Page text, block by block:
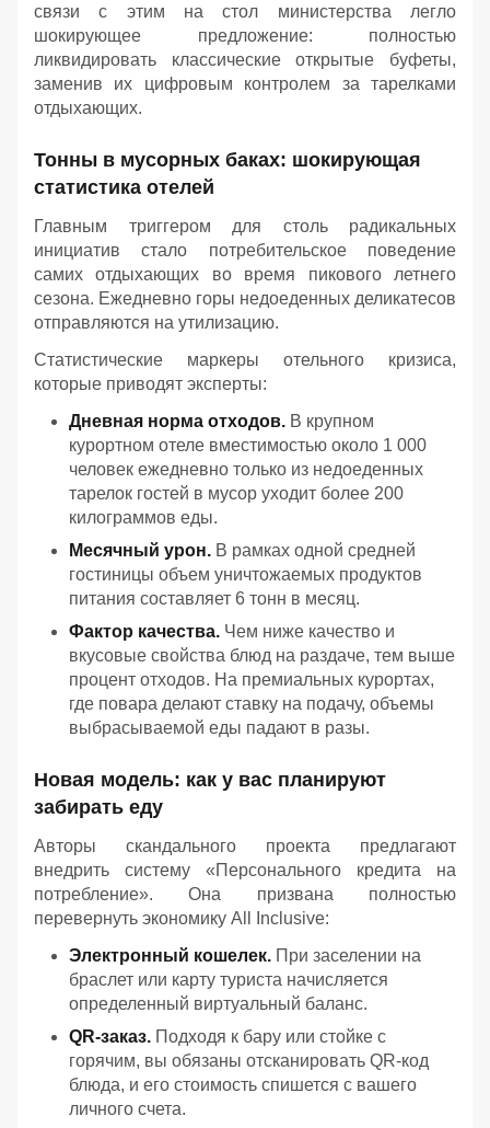
связи с этим на стол министерства легло
шокирующее предложение: полностью
ликвидировать классические открытые буфеты,
заменив их цифровым контролем за тарелками
отдыхающих.
Тонны в мусорных баках: шокирующая
статистика отелей
Главным триггером для столь радикальных
инициатив стало потребительское поведение
самих отдыхающих во время пикового летнего
сезона. Ежедневно горы недоеденных деликатесов
отправляются на утилизацию.
Статистические маркеры отельного кризиса,
которые приводят эксперты:
Дневная норма отходов. В крупном
курортном отеле вместимостью около 1 000
человек ежедневно только из недоеденных
тарелок гостей в мусор уходит более 200
килограммов еды.
Месячный урон. В рамках одной средней
гостиницы объем уничтожаемых продуктов
питания составляет 6 тонн в месяц.
Фактор качества. Чем ниже качество и
вкусовые свойства блюд на раздаче, тем выше
процент отходов. На премиальных курортах,
где повара делают ставку на подачу, объемы
выбрасываемой еды падают в разы.
Новая модель: как у вас планируют
забирать еду
Авторы скандального проекта предлагают
внедрить систему «Персонального кредита на
потребление». Она призвана полностью
перевернуть экономику All Inclusive:
Электронный кошелек. При заселении на
браслет или карту туриста начисляется
определенный виртуальный баланс.
QR-заказ. Подходя к бару или стойке с
горячим, вы обязаны отсканировать QR-код
блюда, и его стоимость спишется с вашего
личного счета.